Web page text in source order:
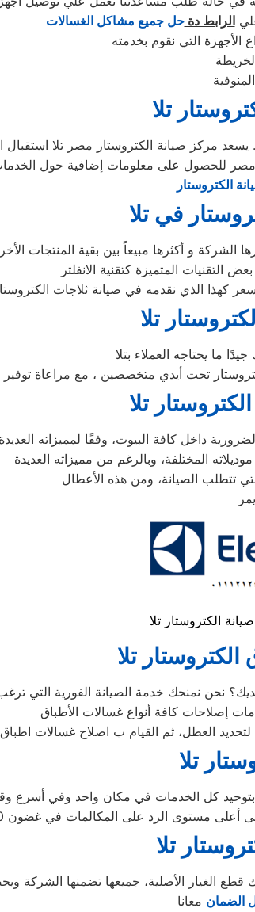
الرابط دةحل جميع مشاكل الغسالات
الأجهزة التي نقوم بخدمته
تلا
مركز صيانة الكتروستار مصر تلا استقبال
الكتروستار
في تلا
كهذا الذي نقدمه في صيانة ثلاجات
تلا
تلا
صيانة الكتروستار تلا
تلا
تلا
مستوى الرد على المكالمات في غضون 30 ثانية
تلا
قطع الغيار الأصلية، جميعها تضمنها
الضمان معانا